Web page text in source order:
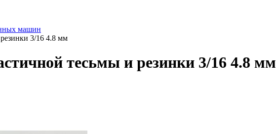
машин
3/16 4.8 мм
тесьмы и резинки 3/16 4.8 мм